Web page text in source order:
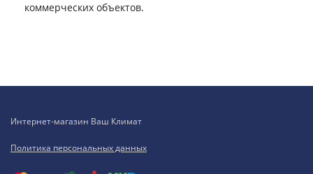
коммерческих объектов.
Интернет-магазин Ваш Климат
Политика персональных данных